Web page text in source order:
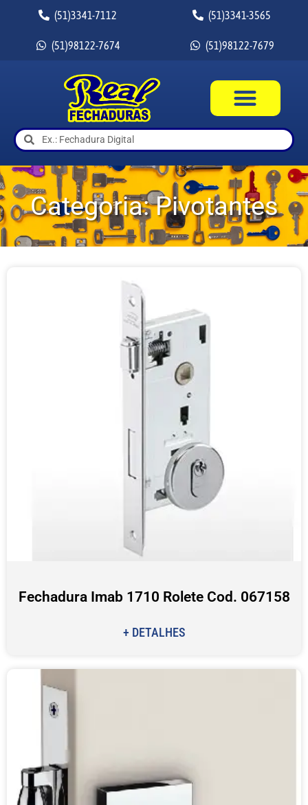
(51)3341-7112 (51)3341-3565
(51)98122-7674 (51)98122-7679
Categoria: Pivotantes
Fechadura Imab 1710 Rolete Cod. 067158
+ DETALHES